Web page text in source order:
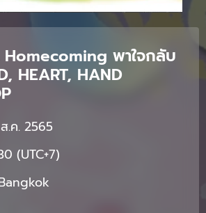
พาใจกลับ
HEART, HAND
.ค. 2565
(UTC+7)